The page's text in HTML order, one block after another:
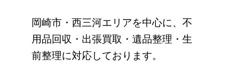
岡崎市・西三河エリアを中心に、不
用品回収・出張買取・遺品整理・生
前整理に対応しております。